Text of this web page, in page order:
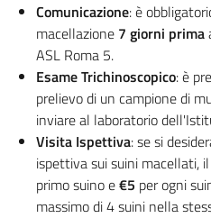
Comunicazione: è
macellazione 7 giorni prima
ASL Roma 5.
Esame Trichinoscopico: è
prelievo di un campione di
inviare al laboratorio
Visita Ispettiva: se si
ispettiva sui suini macellati,
primo suino e€5 per ogni
massimo di 4 suini nella